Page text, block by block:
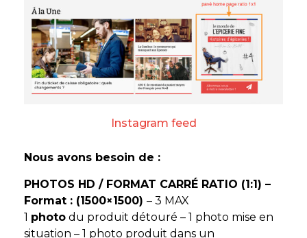
Instagram feed
Nous avons besoin de :
PHOTOS HD / FORMAT CARRÉ RATIO (1:1) –
Format : (1500×1500) – 3 MAX
1 photo du produit détouré – 1 photo mise en
situation – 1 photo produit dans un